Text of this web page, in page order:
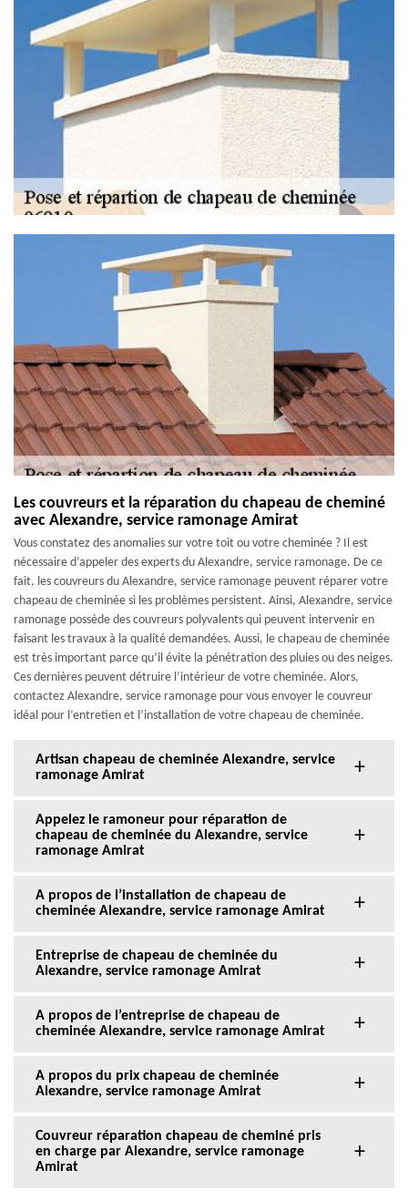
Les couvreurs et la réparation du chapeau de cheminé
avec Alexandre, service ramonage Amirat
Vous constatez des anomalies sur votre toit ou votre cheminée ? Il est
nécessaire d’appeler des experts du Alexandre, service ramonage. De ce
fait, les couvreurs du Alexandre, service ramonage peuvent réparer votre
chapeau de cheminée si les problèmes persistent. Ainsi, Alexandre, service
ramonage possède des couvreurs polyvalents qui peuvent intervenir en
faisant les travaux à la qualité demandées. Aussi, le chapeau de cheminée
est très important parce qu’il évite la pénétration des pluies ou des neiges.
Ces dernières peuvent détruire l’intérieur de votre cheminée. Alors,
contactez Alexandre, service ramonage pour vous envoyer le couvreur
idéal pour l’entretien et l’installation de votre chapeau de cheminée.
Artisan chapeau de cheminée Alexandre, service
ramonage Amirat
Appelez le ramoneur pour réparation de
chapeau de cheminée du Alexandre, service
ramonage Amirat
A propos de l’installation de chapeau de
cheminée Alexandre, service ramonage Amirat
Entreprise de chapeau de cheminée du
Alexandre, service ramonage Amirat
A propos de l’entreprise de chapeau de
cheminée Alexandre, service ramonage Amirat
A propos du prix chapeau de cheminée
Alexandre, service ramonage Amirat
Couvreur réparation chapeau de cheminé pris
en charge par Alexandre, service ramonage
Amirat